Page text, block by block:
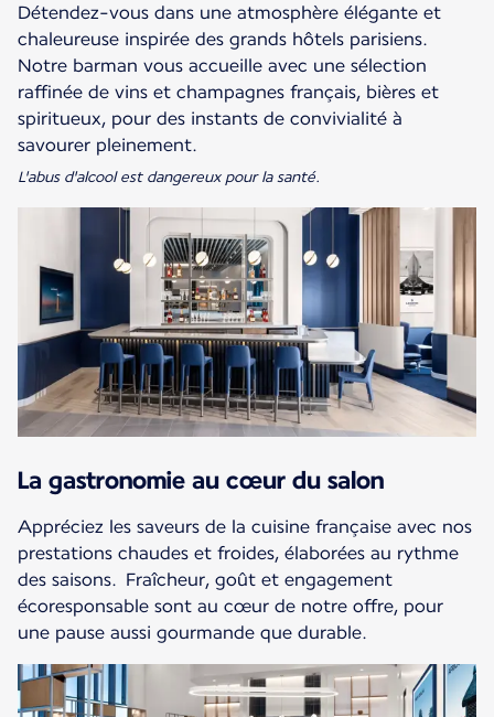
Détendez-vous dans une atmosphère élégante et
chaleureuse inspirée des grands hôtels parisiens.
Notre barman vous accueille avec une sélection
raffinée de vins et champagnes français, bières et
spiritueux, pour des instants de convivialité à
L'abus d'alcool est dangereux pour la santé.
La gastronomie au cœur du salon
Appréciez les saveurs de la cuisine française avec nos
prestations chaudes et froides, élaborées au rythme
des saisons. Fraîcheur, goût et engagement
écoresponsable sont au cœur de notre offre, pour
une pause aussi gourmande que durable.